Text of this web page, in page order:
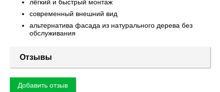
лёгкий и быстрый монтаж
современный внешний вид
альтернатива фасада из натурального дерева без
обслуживания
Отзывы
Добавить отзыв